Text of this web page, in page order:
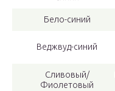
Бело-синий
Веджвуд-синий
Сливовый/
Фиолетовый